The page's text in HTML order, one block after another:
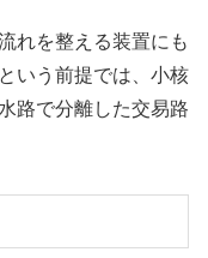
れを整える装置にも
いう前提では、小核
路で分離した交易路